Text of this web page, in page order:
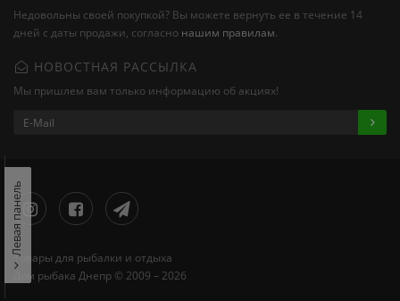
Недовольны своей покупкой? Вы можете вернуть ее в течение 14
дней с даты продажи, согласно нашим правилам.
НОВОСТНАЯ РАССЫЛКА
Мы пришлем вам только информацию об акциях!
Товары для рыбалки и отдыха
Дом рыбака Днепр © 2009 – 2026
Левая панель